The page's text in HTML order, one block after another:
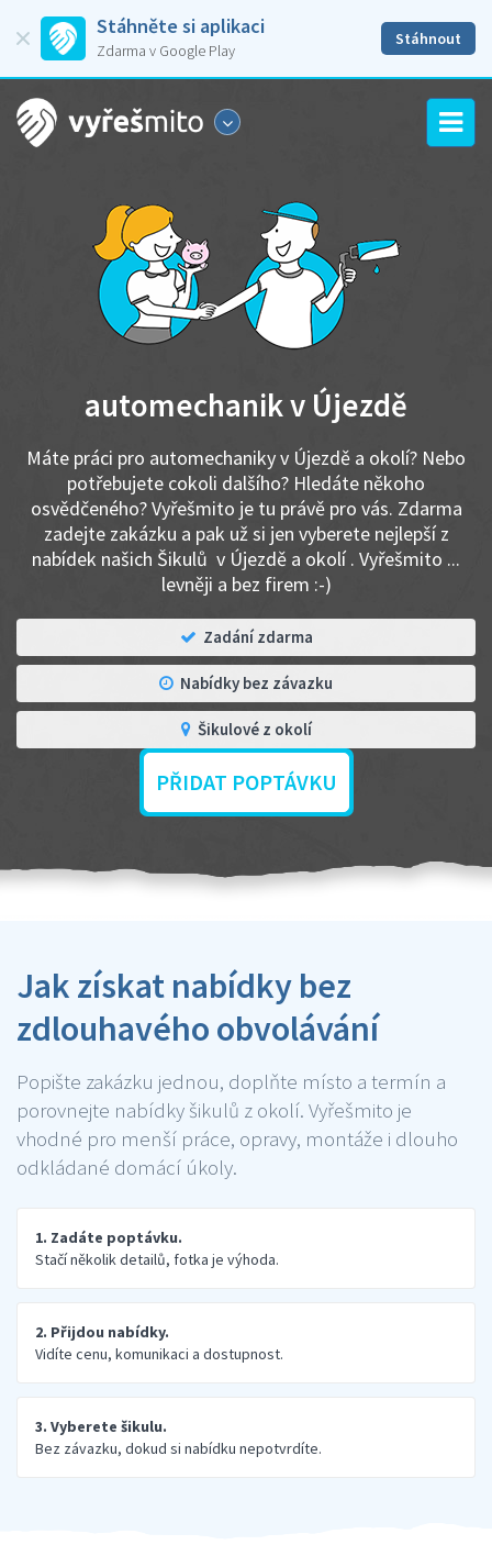
Stáhněte si aplikaci
Zdarma v Google Play
Stáhnout
automechanik v Újezdě
Máte práci pro automechaniky v Újezdě a okolí? Nebo
potřebujete cokoli dalšího? Hledáte někoho
osvědčeného? Vyřešmito je tu právě pro vás. Zdarma
zadejte zakázku a pak už si jen vyberete nejlepší z
nabídek našich Šikulů v Újezdě a okolí . Vyřešmito ...
levněji a bez firem :-)
Zadání zdarma
Nabídky bez závazku
Šikulové z okolí
PŘIDAT POPTÁVKU
Jak získat nabídky bez
zdlouhavého obvolávání
Popište zakázku jednou, doplňte místo a termín a
porovnejte nabídky šikulů z okolí. Vyřešmito je
vhodné pro menší práce, opravy, montáže i dlouho
odkládané domácí úkoly.
1. Zadáte poptávku.
Stačí několik detailů, fotka je výhoda.
2. Přijdou nabídky.
Vidíte cenu, komunikaci a dostupnost.
3. Vyberete šikulu.
Bez závazku, dokud si nabídku nepotvrdíte.